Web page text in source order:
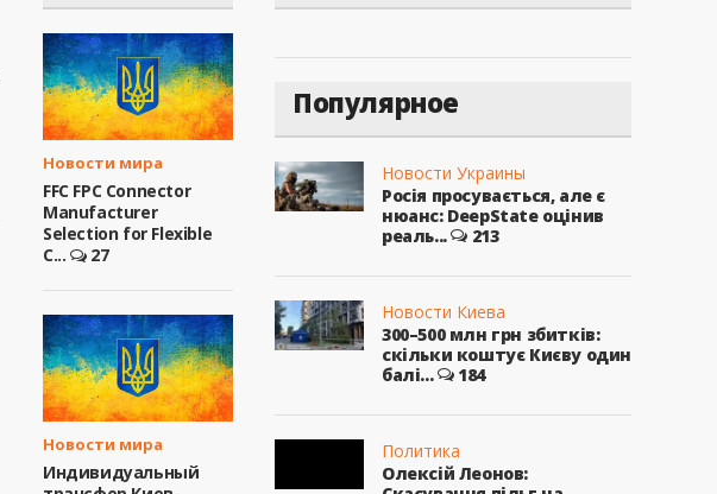
Новости мира
FFC FPC Connector
Manufacturer
Selection for Flexible
C...
27
Новости мира
Индивидуальный
Популярное
Новости Украины
Росія просувається, але є
нюанс: DeepState оцінив
реаль...
213
Новости Киева
300–500 млн грн збитків:
скільки коштує Києву один
балі...
184
Политика
Олексій Леонов: